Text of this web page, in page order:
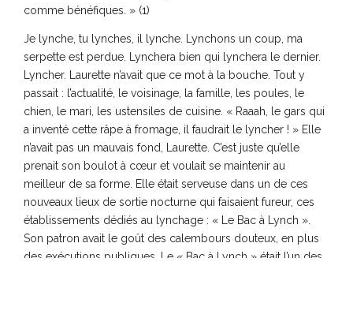
comme bénéfiques. » (1)
Je lynche, tu lynches, il lynche. Lynchons un coup, ma
serpette est perdue. Lynchera bien qui lynchera le dernier.
Lyncher. Laurette n’avait que ce mot à la bouche. Tout y
passait : l’actualité, le voisinage, la famille, les poules, le
chien, le mari, les ustensiles de cuisine. « Raaah, le gars qui
a inventé cette râpe à fromage, il faudrait le lyncher ! » Elle
n’avait pas un mauvais fond, Laurette. C’est juste qu’elle
prenait son boulot à cœur et voulait se maintenir au
meilleur de sa forme. Elle était serveuse dans un de ces
nouveaux lieux de sortie nocturne qui faisaient fureur, ces
établissements dédiés au lynchage : « Le Bac à Lynch ».
Son patron avait le goût des calembours douteux, en plus
des exécutions publiques. Le « Bac à Lynch » était l’un des